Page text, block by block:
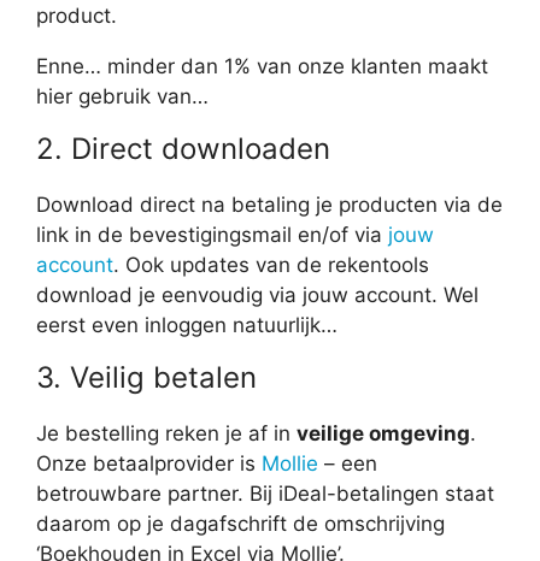
product.
Enne… minder dan 1% van onze klanten maakt
hier gebruik van…
2. Direct downloaden
Download direct na betaling je producten via de
link in de bevestigingsmail en/of via jouw
account. Ook updates van de rekentools
download je eenvoudig via jouw account. Wel
eerst even inloggen natuurlijk…
3. Veilig betalen
Je bestelling reken je af in veilige omgeving.
Onze betaalprovider is Mollie – een
betrouwbare partner. Bij iDeal-betalingen staat
daarom op je dagafschrift de omschrijving
‘Boekhouden in Excel via Mollie’.